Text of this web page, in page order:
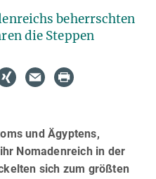
beherrschten
die Steppen
und Ägyptens,
Nomadenreich in der
sich zum größten